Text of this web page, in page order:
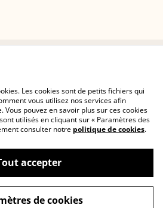
confidentialité
Contactez-nous
Les cookies sont de petits fichiers qui
vous utilisez nos services afin
pouvez en savoir plus sur ces cookies
utilisés en cliquant sur « Paramètres des
consulter notre politique de cookies.
accepter
de cookies